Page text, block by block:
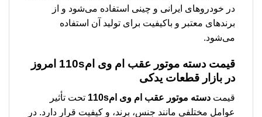
در خودروهای ایرانی و چینی استفاده می‌شود و از
برندهای معتبر و باکیفیت برای تولید آن استفاده
می‌شود.
قیمت دسته موتور عقب ام وی ام110s امروز
در بازار قطعات یدکی
قیمت دسته موتور عقب ام وی ام110s
تحت تأثیر
عوامل مختلفی مانند جنس، برند، و کیفیت قرار دارد. در